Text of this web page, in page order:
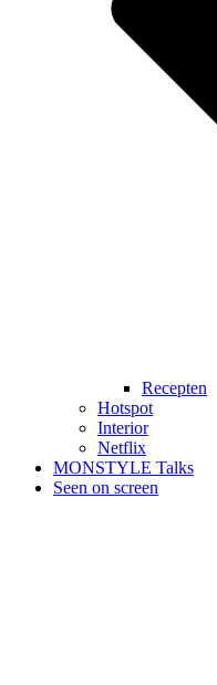
Recepten
Hotspot
Interior
Netflix
MONSTYLE Talks
Seen on screen